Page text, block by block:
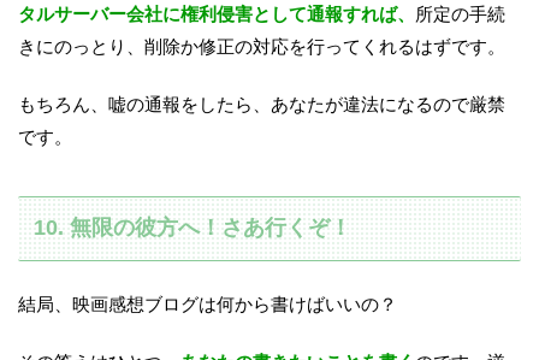
タルサーバー会社に権利侵害として通報すれば、
所定の手続
きにのっとり、削除か修正の対応を行ってくれるはずです。
もちろん、嘘の通報をしたら、あなたが違法になるので厳禁
です。
10. 無限の彼方へ！さあ行くぞ！
結局、映画感想ブログは何から書けばいいの？